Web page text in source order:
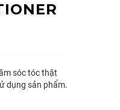
sóc tóc thật
dụng sản phẩm.